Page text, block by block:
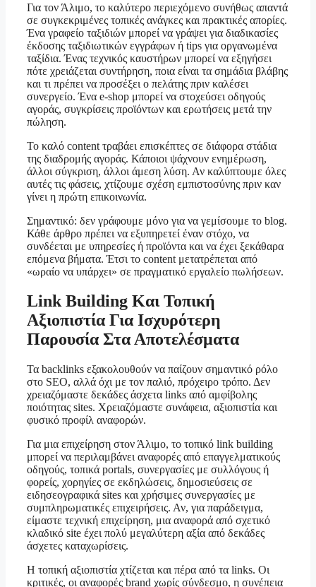
Για τον Άλιμο, το καλύτερο περιεχόμενο συνήθως απαντά
σε συγκεκριμένες τοπικές ανάγκες και πρακτικές απορίες.
Ένα γραφείο ταξιδιών μπορεί να γράψει για διαδικασίες
έκδοσης ταξιδιωτικών εγγράφων ή tips για οργανωμένα
ταξίδια. Ένας τεχνικός καυστήρων μπορεί να εξηγήσει
πότε χρειάζεται συντήρηση, ποια είναι τα σημάδια βλάβης
και τι πρέπει να προσέξει ο πελάτης πριν καλέσει
συνεργείο. Ένα e-shop μπορεί να στοχεύσει οδηγούς
αγοράς, συγκρίσεις προϊόντων και ερωτήσεις μετά την
πώληση.
Το καλό content τραβάει επισκέπτες σε διάφορα στάδια
της διαδρομής αγοράς. Κάποιοι ψάχνουν ενημέρωση,
άλλοι σύγκριση, άλλοι άμεση λύση. Αν καλύπτουμε όλες
αυτές τις φάσεις, χτίζουμε σχέση εμπιστοσύνης πριν καν
γίνει η πρώτη επικοινωνία.
Σημαντικό: δεν γράφουμε μόνο για να γεμίσουμε το blog.
Κάθε άρθρο πρέπει να εξυπηρετεί έναν στόχο, να
συνδέεται με υπηρεσίες ή προϊόντα και να έχει ξεκάθαρα
επόμενα βήματα. Έτσι το content μετατρέπεται από
«ωραίο να υπάρχει» σε πραγματικό εργαλείο πωλήσεων.
Link Building Και Τοπική
Αξιοπιστία Για Ισχυρότερη
Παρουσία Στα Αποτελέσματα
Τα backlinks εξακολουθούν να παίζουν σημαντικό ρόλο
στο SEO, αλλά όχι με τον παλιό, πρόχειρο τρόπο. Δεν
χρειαζόμαστε δεκάδες άσχετα links από αμφίβολης
ποιότητας sites. Χρειαζόμαστε συνάφεια, αξιοπιστία και
φυσικό προφίλ αναφορών.
Για μια επιχείρηση στον Άλιμο, το τοπικό link building
μπορεί να περιλαμβάνει αναφορές από επαγγελματικούς
οδηγούς, τοπικά portals, συνεργασίες με συλλόγους ή
φορείς, χορηγίες σε εκδηλώσεις, δημοσιεύσεις σε
ειδησεογραφικά sites και χρήσιμες συνεργασίες με
συμπληρωματικές επιχειρήσεις. Αν, για παράδειγμα,
είμαστε τεχνική επιχείρηση, μια αναφορά από σχετικό
κλαδικό site έχει πολύ μεγαλύτερη αξία από δεκάδες
άσχετες καταχωρίσεις.
Η τοπική αξιοπιστία χτίζεται και πέρα από τα links. Οι
κριτικές, οι αναφορές brand χωρίς σύνδεσμο, η συνέπεια